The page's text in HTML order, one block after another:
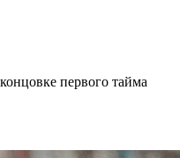
первого тайма